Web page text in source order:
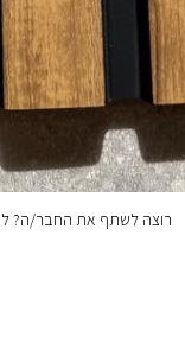
רוצה לשתף את החבר/ה?